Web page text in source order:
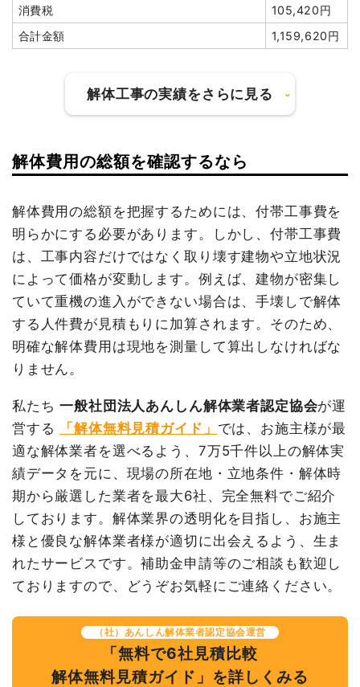
値引き
67,910円
小計
2,310,000
円
建物解体費用
総額 506万円
品名 数量
鉄骨造アパート27坪2階
27坪
36,478
984,906円
養生費 462m² 500円
231,000円
浄化槽・便槽撤去
1式
100,000円
アスベスト撤去
30m³
16,333
円
490,000円
植木・植栽撤去（サービ
ス）
4m³ 0円 0円
諸経費
100,000円
値引き
小計
4,600,000
円
消費税
460,000円
合計金額
5,060,000
円
消費税
105,420円
合計金額
1,159,620円
解体工事の実績をさらに見る
建物の種類/構造 内装解体店舗1階建て
建物解体費用 132万3,186円
総額 520万3,000円
品名 数量 単価
金額
内装解体店舗28坪1階建
て
28
47,257円 1,323,186円
て
坪
円
養生費 1式
100,000円
室外設備・機器撤去
1式
120,000円
室外設備・機器撤去
80,000円
諸経費
430,000円
値引き
453,200円
小計
4,730,000円
消費税
473,000円
合計金額
5,203,000円
解体費用の総額を確認するなら
解体費用の総額を把握するためには、付帯工事費を
明らかにする必要があります。しかし、付帯工事費
は、工事内容だけではなく取り壊す建物や立地状況
によって価格が変動します。例えば、建物が密集し
ていて重機の進入ができない場合は、手壊しで解体
する人件費が見積もりに加算されます。そのため、
明確な解体費用は現地を測量して算出しなければな
りません。
私たち一般社団法人あんしん解体業者認定協会が運
営する
「解体無料見積ガイド」 では、お施主様が最
適な解体業者を選べるよう、7万5千件以上の解体実
績データを元に、現場の所在地・立地条件・解体時
期から厳選した業者を最大6社、完全無料でご紹介
しております。解体業界の透明化を目指し、お施主
様と優良な解体業者様が適切に出会えるよう、生ま
れたサービスです。補助金申請等のご相談も歓迎し
ておりますので、どうぞお気軽にご連絡ください。
（社）あんしん解体業者認定協会運営
「無料で6社見積比較
解体無料見積ガイド」を詳しくみる